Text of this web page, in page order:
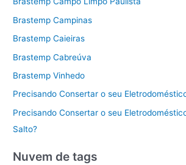
Brastemp Campinas
Brastemp Caieiras
Brastemp Cabreúva
Brastemp Vinhedo
Precisando Consertar o seu
Precisando Consertar o seu
Salto?
Nuvem de tags